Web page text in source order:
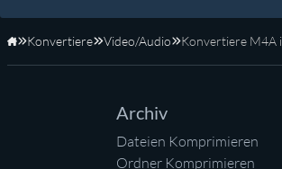
Startseite
Konvertiere Video/Audio Konvertiere M4A
Archiv
Dateien Komprimieren
Ordner Komprimieren